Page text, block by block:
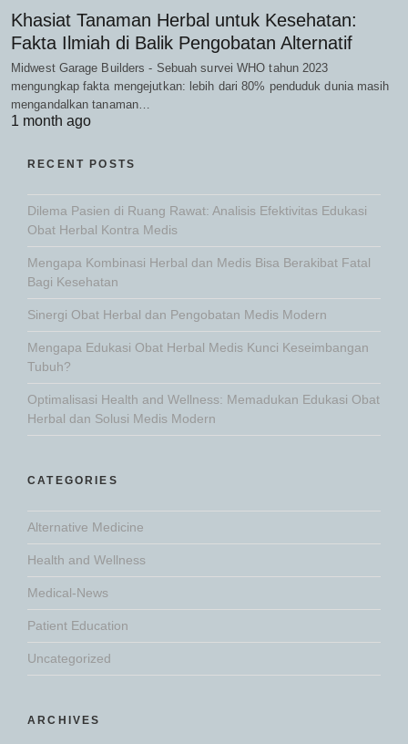
Khasiat Tanaman Herbal untuk Kesehatan:
Fakta Ilmiah di Balik Pengobatan Alternatif
Midwest Garage Builders - Sebuah survei WHO tahun 2023
mengungkap fakta mengejutkan: lebih dari 80% penduduk dunia masih
mengandalkan tanaman…
1 month ago
RECENT POSTS
Dilema Pasien di Ruang Rawat: Analisis Efektivitas Edukasi
Obat Herbal Kontra Medis
Mengapa Kombinasi Herbal dan Medis Bisa Berakibat Fatal
Bagi Kesehatan
Sinergi Obat Herbal dan Pengobatan Medis Modern
Mengapa Edukasi Obat Herbal Medis Kunci Keseimbangan
Tubuh?
Optimalisasi Health and Wellness: Memadukan Edukasi Obat
Herbal dan Solusi Medis Modern
CATEGORIES
Alternative Medicine
Health and Wellness
Medical-News
Patient Education
Uncategorized
ARCHIVES